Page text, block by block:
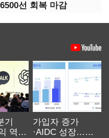
선 회복 마감
기
역대
가입자 증가
·AIDC 성장…